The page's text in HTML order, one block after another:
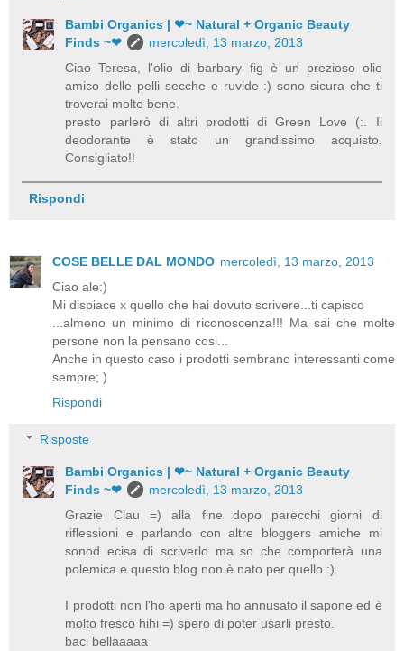
Bambi Organics | ❤~ Natural + Organic Beauty
Finds ~❤
mercoledì, 13 marzo, 2013
Ciao Teresa, l'olio di barbary fig è un prezioso olio
amico delle pelli secche e ruvide :) sono sicura che ti
troverai molto bene.
presto parlerò di altri prodotti di Green Love (:. Il
deodorante è stato un grandissimo acquisto.
Consigliato!!
Rispondi
COSE BELLE DAL MONDO mercoledì, 13 marzo, 2013
Ciao ale:)
Mi dispiace x quello che hai dovuto scrivere...ti capisco
...almeno un minimo di riconoscenza!!! Ma sai che molte
persone non la pensano cosi...
Anche in questo caso i prodotti sembrano interessanti come
sempre; )
Rispondi
Risposte
Bambi Organics | ❤~ Natural + Organic Beauty
Finds ~❤
mercoledì, 13 marzo, 2013
Grazie Clau =) alla fine dopo parecchi giorni di
riflessioni e parlando con altre bloggers amiche mi
sonod ecisa di scriverlo ma so che comporterà una
polemica e questo blog non è nato per quello :).
I prodotti non l'ho aperti ma ho annusato il sapone ed è
molto fresco hihi =) spero di poter usarli presto.
baci bellaaaaa